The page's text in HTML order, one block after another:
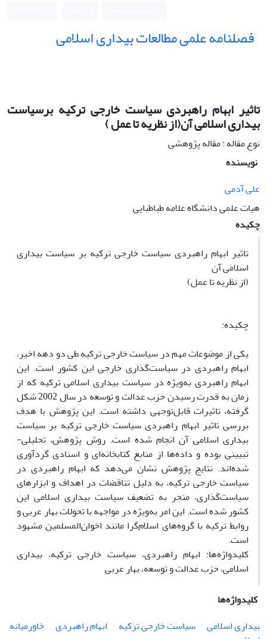
فصلنامه علمی مطالعات بیداری اسلامی
تاثیر ابهام راهبردی سیاست خارجی ترکیه برسیاست
بیداری اسلامی آن(از نظریه تا عمل )
نوع مقاله : مقاله پژوهشی
نویسنده
علی آدمی
هیات علمی دانشگاه علامه طباطبایی
چکیده
تاثیر ابهام راهبردی سیاست خارجی ترکیه بر سیاست بیداری
اسلامی آن
(از نظریه تا عمل)
چکیده:
یکی از موضوعات مهم در سیاست خارجی ترکیه طی دو دهه اخیر،
ابهام راهبردی در سیاست‌گذاری خارجی این کشور است. این
ابهام راهبردی به‌ویژه در سیاست بیداری اسلامی ترکیه که از
زمان به قدرت رسیدن حزب عدالت و توسعه در سال 2002 شکل
گرفته، تاثیرات قابل‌توجهی داشته است. این پژوهش با هدف
بررسی تاثیر ابهام راهبردی سیاست خارجی ترکیه بر سیاست
بیداری اسلامی آن انجام شده است. روش پژوهش، تحلیلی-
تبیینی بوده و داده‌ها از منابع کتابخانه‌ای و اسنادی گردآوری
شده‌اند. نتایج پژوهش نشان می‌دهد که ابهام راهبردی در
سیاست خارجی ترکیه، به دلیل تناقضات در اهداف و ابزارهای
سیاست‌گذاری، منجر به تضعیف سیاست بیداری اسلامی این
کشور شده است. این امر به‌ویژه در مواجهه با تحولات بهار عربی و
روابط ترکیه با گروه‌های اسلام‌گرا مانند اخوان‌المسلمین مشهود
است.
کلیدواژه‌ها: ابهام راهبردی، سیاست خارجی ترکیه، بیداری
اسلامی، حزب عدالت و توسعه، بهار عربی
کلیدواژه‌ها
بیداری اسلامی
سیاست خارجی ترکیه ابهام راهبردی
خاورمیانه